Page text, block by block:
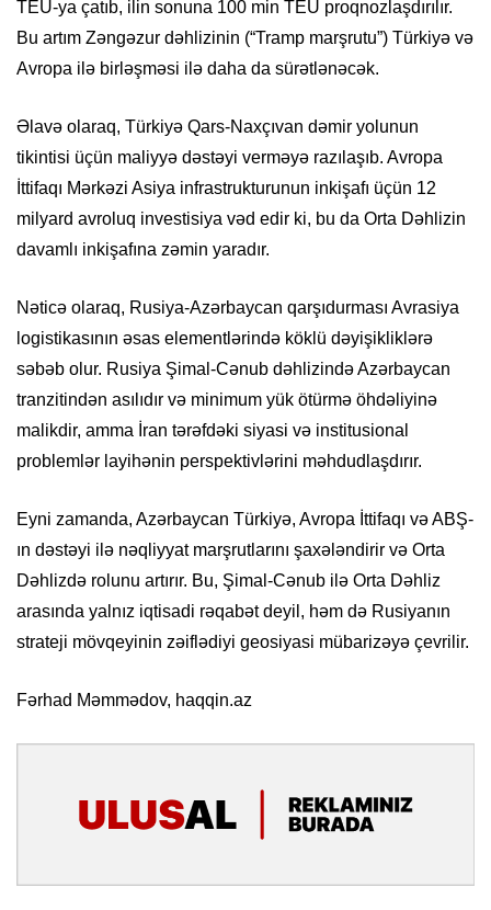
TEU-ya çatıb, ilin sonuna 100 min TEU proqnozlaşdırılır.
Bu artım Zəngəzur dəhlizinin (“Tramp marşrutu”) Türkiyə və
Avropa ilə birləşməsi ilə daha da sürətlənəcək.
Əlavə olaraq, Türkiyə Qars-Naxçıvan dəmir yolunun
tikintisi üçün maliyyə dəstəyi verməyə razılaşıb. Avropa
İttifaqı Mərkəzi Asiya infrastrukturunun inkişafı üçün 12
milyard avroluq investisiya vəd edir ki, bu da Orta Dəhlizin
davamlı inkişafına zəmin yaradır.
Nəticə olaraq, Rusiya-Azərbaycan qarşıdurması Avrasiya
logistikasının əsas elementlərində köklü dəyişikliklərə
səbəb olur. Rusiya Şimal-Cənub dəhlizində Azərbaycan
tranzitindən asılıdır və minimum yük ötürmə öhdəliyinə
malikdir, amma İran tərəfdəki siyasi və institusional
problemlər layihənin perspektivlərini məhdudlaşdırır.
Eyni zamanda, Azərbaycan Türkiyə, Avropa İttifaqı və ABŞ-
ın dəstəyi ilə nəqliyyat marşrutlarını şaxələndirir və Orta
Dəhlizdə rolunu artırır. Bu, Şimal-Cənub ilə Orta Dəhliz
arasında yalnız iqtisadi rəqabət deyil, həm də Rusiyanın
strateji mövqeyinin zəiflədiyi geosiyasi mübarizəyə çevrilir.
Fərhad Məmmədov, haqqin.az